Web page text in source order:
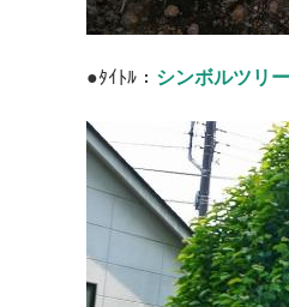
●ﾀｲﾄﾙ： シンボルツリー